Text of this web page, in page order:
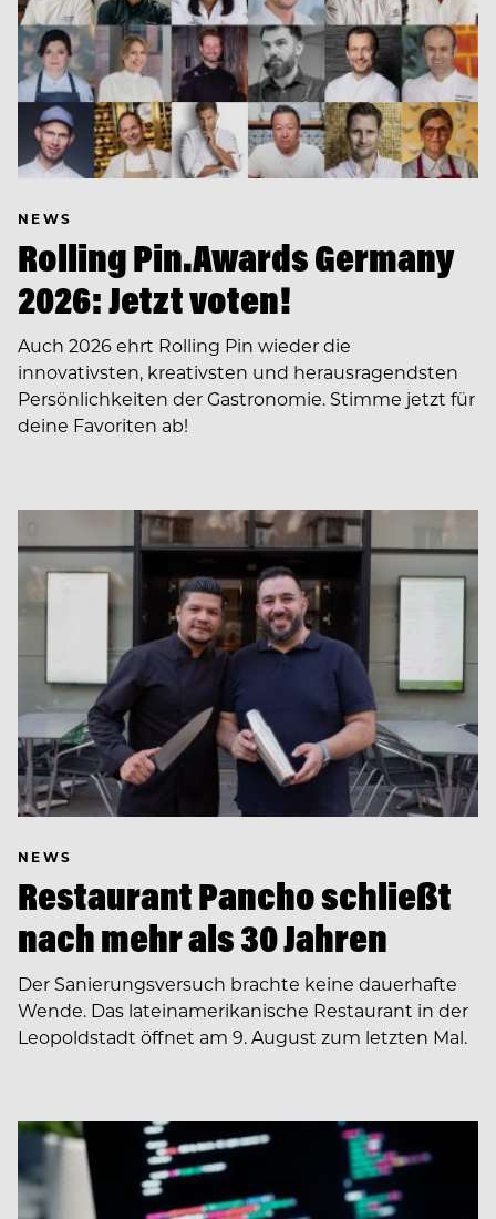
NEWS
Rolling Pin.Awards Germany
2026: Jetzt voten!
Auch 2026 ehrt Rolling Pin wieder die
innovativsten, kreativsten und herausragendsten
Persönlichkeiten der Gastronomie. Stimme jetzt für
deine Favoriten ab!
NEWS
Restaurant Pancho schließt
nach mehr als 30 Jahren
Der Sanierungsversuch brachte keine dauerhafte
Wende. Das lateinamerikanische Restaurant in der
Leopoldstadt öffnet am 9. August zum letzten Mal.